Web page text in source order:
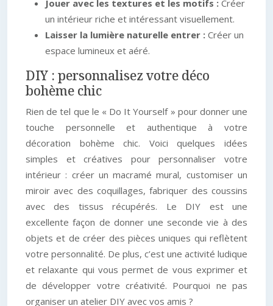
Jouer avec les textures et les motifs : Créer
un intérieur riche et intéressant visuellement.
Laisser la lumière naturelle entrer : Créer un
espace lumineux et aéré.
DIY : personnalisez votre déco
bohème chic
Rien de tel que le « Do It Yourself » pour donner une
touche personnelle et authentique à votre
décoration bohème chic. Voici quelques idées
simples et créatives pour personnaliser votre
intérieur : créer un macramé mural, customiser un
miroir avec des coquillages, fabriquer des coussins
avec des tissus récupérés. Le DIY est une
excellente façon de donner une seconde vie à des
objets et de créer des pièces uniques qui reflètent
votre personnalité. De plus, c’est une activité ludique
et relaxante qui vous permet de vous exprimer et
de développer votre créativité. Pourquoi ne pas
organiser un atelier DIY avec vos amis ?